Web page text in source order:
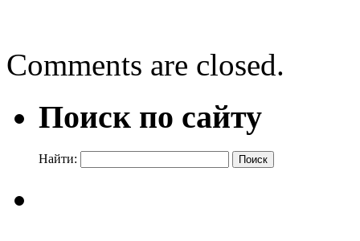
Comments are closed.
Поиск по сайту
Найти: